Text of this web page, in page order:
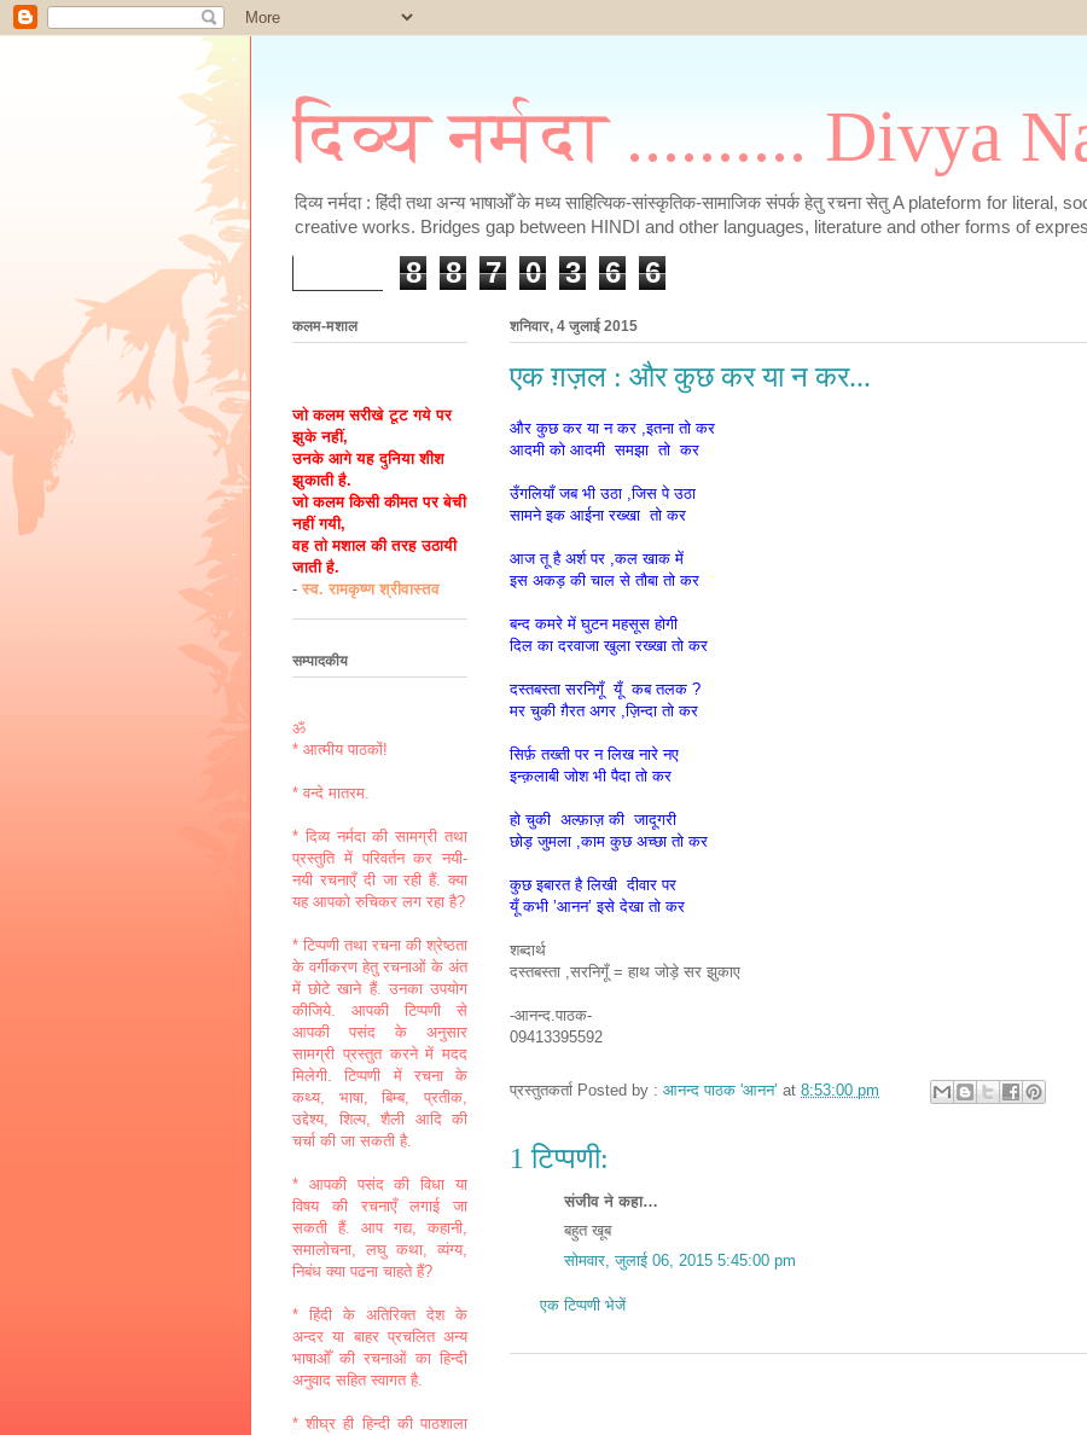
दिव्य नर्मदा .......... Divya
दिव्य नर्मदा : हिंदी तथा अन्य भाषाओँ के मध्य साहित्यिक-सांस्कृतिक-सामाजिक संपर्क हेतु रचना सेतु A plateform for literal,
creative works. Bridges gap between HINDI and other languages, literature and other forms of
8 8 7 0 3 6 6
शनिवार, 4 जुलाई 2015
एक ग़ज़ल : और कुछ कर या न कर...
और कुछ कर या न कर ,इतना तो कर
आदमी को आदमी समझा तो कर
उँगलियाँ जब भी उठा ,जिस पे उठा
सामने इक आईना रख्खा तो कर
आज तू है अर्श पर ,कल खाक में
इस अकड़ की चाल से तौबा तो कर
बन्द कमरे में घुटन महसूस होगी
दिल का दरवाजा खुला रख्खा तो कर
दस्तबस्ता सरनिगूँ यूँ कब तलक ?
मर चुकी ग़ैरत अगर ,ज़िन्दा तो कर
सिर्फ़ तख्ती पर न लिख नारे नए
इन्क़लाबी जोश भी पैदा तो कर
हो चुकी अल्फ़ाज़ की जादूगरी
छोड़ जुमला ,काम कुछ अच्छा तो कर
कुछ इबारत है लिखी दीवार पर
यूँ कभी ’आनन’ इसे देखा तो कर
शब्दार्थ
दस्तबस्ता ,सरनिगूँ = हाथ जोड़े सर झुकाए
-आनन्द.पाठक-
09413395592
प्रस्तुतकर्ता Posted by : आनन्द पाठक 'आनन’ at 8:53:00 pm
1 टिप्पणी:
संजीव ने कहा…
बहुत खूब
सोमवार, जुलाई 06, 2015 5:45:00 pm
एक टिप्पणी भेजें
कलम-मशाल
जो कलम सरीखे टूट गये पर
झुके नहीं,
उनके आगे यह दुनिया शीश
झुकाती है.
जो कलम किसी कीमत पर बेची
नहीं गयी,
वह तो मशाल की तरह उठायी
जाती है.
- स्व. रामकृष्ण श्रीवास्तव
सम्पादकीय
ॐ
* आत्मीय पाठकों!
* वन्दे मातरम.
* दिव्य नर्मदा की सामग्री तथा
प्रस्तुति में परिवर्तन कर नयी-
नयी रचनाएँ दी जा रही हैं. क्या
यह आपको रुचिकर लग रहा है?
* टिप्पणी तथा रचना की श्रेष्ठता
के वर्गीकरण हेतु रचनाओं के अंत
में छोटे खाने हैं. उनका उपयोग
कीजिये. आपकी टिप्पणी से
आपकी पसंद के अनुसार
सामग्री प्रस्तुत करने में मदद
मिलेगी. टिप्पणी में रचना के
कथ्य, भाषा, बिम्ब, प्रतीक,
उद्देश्य, शिल्प, शैली आदि की
चर्चा की जा सकती है.
* आपकी पसंद की विधा या
विषय की रचनाएँ लगाई जा
सकती हैं. आप गद्य, कहानी,
समालोचना, लघु कथा, व्यंग्य,
निबंध क्या पढना चाहते हैं?
* हिंदी के अतिरिक्त देश के
अन्दर या बाहर प्रचलित अन्य
भाषाओँ की रचनाओं का हिन्दी
अनुवाद सहित स्वागत है.
* शीघ्र ही हिन्दी की पाठशाला